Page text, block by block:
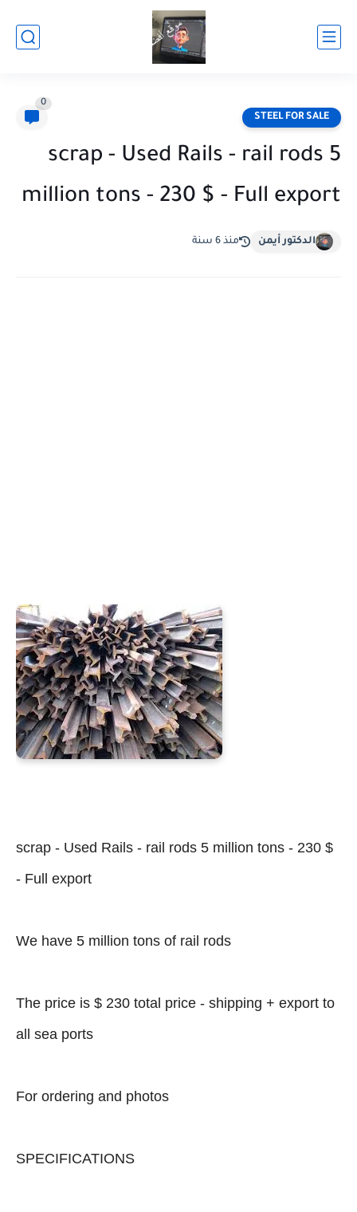
STEEL FOR SALE
0
scrap - Used Rails - rail rods 5
million tons - 230 $ - Full export
الدكتور أيمن منذ 6 سنة
scrap - Used Rails - rail rods 5 million tons - 230 $
- Full export
We have 5 million tons of rail rods
The price is $ 230 total price - shipping + export to
all sea ports
For ordering and photos
SPECIFICATIONS